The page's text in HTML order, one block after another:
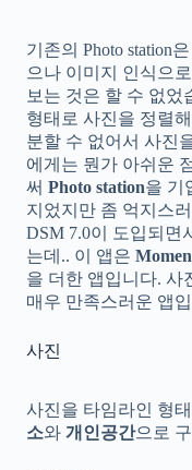
기존의 Photo station
으나 이미지 인식으
보는 것은 할 수 없었
형태로 사진을 정렬
분할 수 없어서 사진
에게는 뭔가 아쉬운
써 Photo station을 기
지었지만 좀 억지스
DSM 7.0이 도입되면
는데.. 이 앱은
을 더한 앱입니다. 사
매우 만족스러운 앱
사진
사진을 타임라인 형
소와 개인공간으로